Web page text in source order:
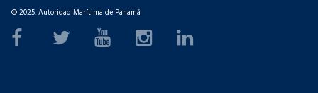
© 2025. Autoridad Marítima de Panamá